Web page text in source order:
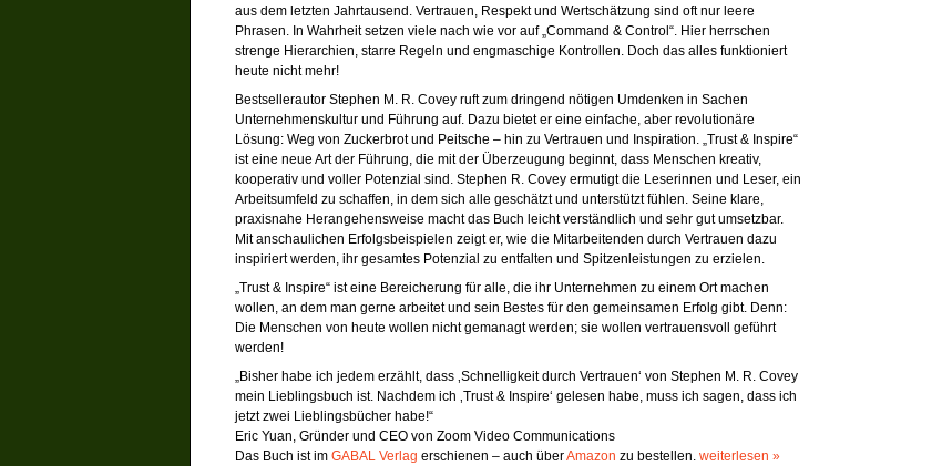
aus dem letzten Jahrtausend. Vertrauen, Respekt und Wertschätzung sind oft nur leere
Phrasen. In Wahrheit setzen viele nach wie vor auf „Command & Control“. Hier herrschen
strenge Hierarchien, starre Regeln und engmaschige Kontrollen. Doch das alles funktioniert
heute nicht mehr!
Bestsellerautor Stephen M. R. Covey ruft zum dringend nötigen Umdenken in Sachen
Unternehmenskultur und Führung auf. Dazu bietet er eine einfache, aber revolutionäre
Lösung: Weg von Zuckerbrot und Peitsche – hin zu Vertrauen und Inspiration. „Trust & Inspire“
ist eine neue Art der Führung, die mit der Überzeugung beginnt, dass Menschen kreativ,
kooperativ und voller Potenzial sind. Stephen R. Covey ermutigt die Leserinnen und Leser, ein
Arbeitsumfeld zu schaffen, in dem sich alle geschätzt und unterstützt fühlen. Seine klare,
praxisnahe Herangehensweise macht das Buch leicht verständlich und sehr gut umsetzbar.
Mit anschaulichen Erfolgsbeispielen zeigt er, wie die Mitarbeitenden durch Vertrauen dazu
inspiriert werden, ihr gesamtes Potenzial zu entfalten und Spitzenleistungen zu erzielen.
„Trust & Inspire“ ist eine Bereicherung für alle, die ihr Unternehmen zu einem Ort machen
wollen, an dem man gerne arbeitet und sein Bestes für den gemeinsamen Erfolg gibt. Denn:
Die Menschen von heute wollen nicht gemanagt werden; sie wollen vertrauensvoll geführt
werden!
„Bisher habe ich jedem erzählt, dass ‚Schnelligkeit durch Vertrauen‘ von Stephen M. R. Covey
mein Lieblingsbuch ist. Nachdem ich ‚Trust & Inspire‘ gelesen habe, muss ich sagen, dass ich
jetzt zwei Lieblingsbücher habe!“
Eric Yuan, Gründer und CEO von Zoom Video Communications
Das Buch ist im GABAL Verlag erschienen – auch überAmazon zu bestellen. weiterlesen »